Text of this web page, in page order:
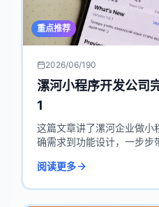
重点推荐
2026/06/190
漯河小程序开发公司
1
这篇文章讲了漯河企业做小
确需求到功能设计，一步步
合的重要性，帮您真正赚钱
阅读更多